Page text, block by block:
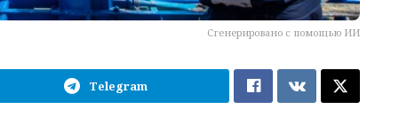
Сгенерировано с помощью ИИ
Telegram